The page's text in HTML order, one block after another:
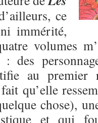
ce
immérité,
volumes
des
au premier
qu’elle
chose),
et qui